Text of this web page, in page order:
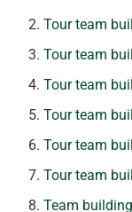
Tour team
Tour team
Tour team
Tour team
Tour team
Tour team
Team